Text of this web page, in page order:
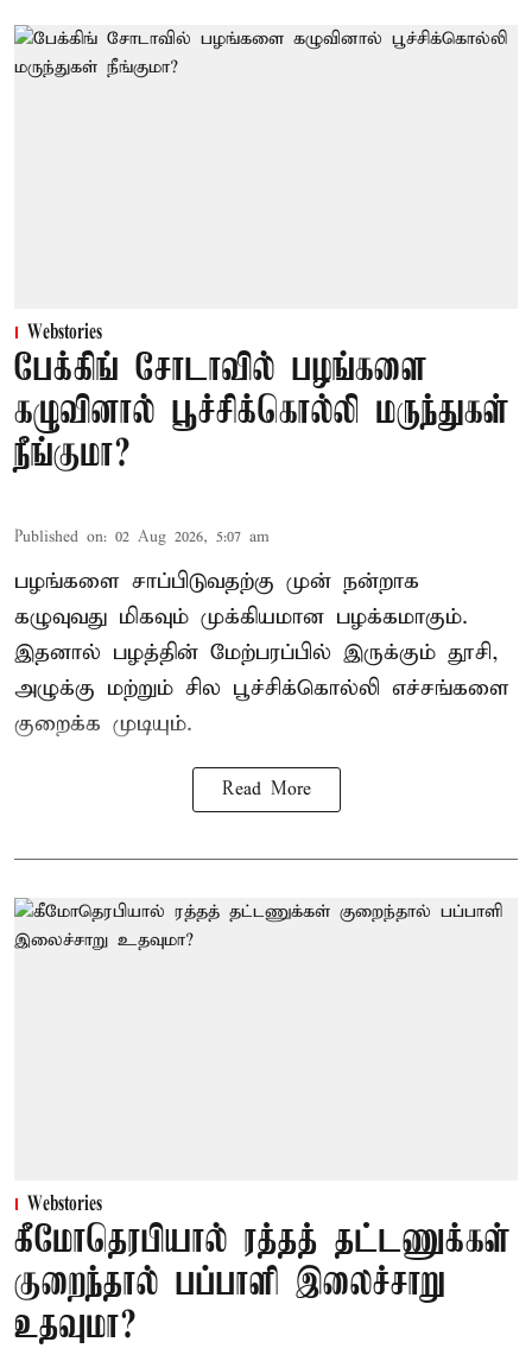
Webstories
பேக்கிங் சோடாவில் பழங்களை
கழுவினால் பூச்சிக்கொல்லி மருந்துகள்
நீங்குமா?
Published on: 02 Aug 2026, 5:07 am
பழங்களை சாப்பிடுவதற்கு முன் நன்றாக
கழுவுவது மிகவும் முக்கியமான பழக்கமாகும்.
இதனால் பழத்தின் மேற்பரப்பில் இருக்கும் தூசி,
அழுக்கு மற்றும் சில பூச்சிக்கொல்லி எச்சங்களை
குறைக்க முடியும்.
Read More
Webstories
கீமோதெரபியால் ரத்தத் தட்டணுக்கள்
குறைந்தால் பப்பாளி இலைச்சாறு
உதவுமா?